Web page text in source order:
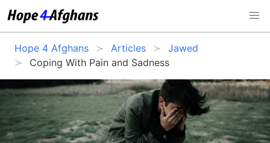
Hope 4 Afghans Articles
Jawed
Coping With Pain and Sadness